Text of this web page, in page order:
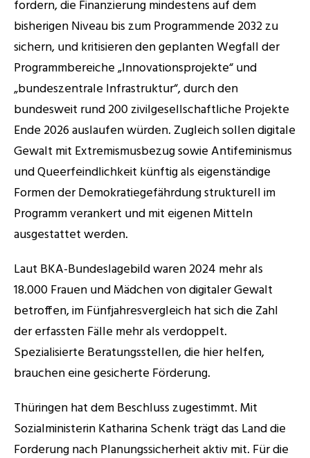
fordern, die Finanzierung mindestens auf dem
bisherigen Niveau bis zum Programmende 2032 zu
sichern, und kritisieren den geplanten Wegfall der
Programmbereiche „Innovationsprojekte“ und
„bundeszentrale Infrastruktur“, durch den
bundesweit rund 200 zivilgesellschaftliche Projekte
Ende 2026 auslaufen würden. Zugleich sollen digitale
Gewalt mit Extremismusbezug sowie Antifeminismus
und Queerfeindlichkeit künftig als eigenständige
Formen der Demokratiegefährdung strukturell im
Programm verankert und mit eigenen Mitteln
ausgestattet werden.
Laut BKA-Bundeslagebild waren 2024 mehr als
18.000 Frauen und Mädchen von digitaler Gewalt
betroffen, im Fünfjahresvergleich hat sich die Zahl
der erfassten Fälle mehr als verdoppelt.
Spezialisierte Beratungsstellen, die hier helfen,
brauchen eine gesicherte Förderung.
Thüringen hat dem Beschluss zugestimmt. Mit
Sozialministerin Katharina Schenk trägt das Land die
Forderung nach Planungssicherheit aktiv mit. Für die